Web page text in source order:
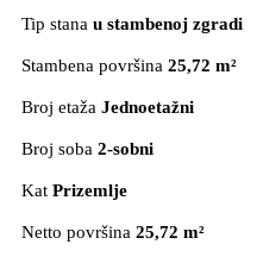
Tip stana u stambenoj zgradi
Stambena površina 25,72 m²
Broj etaža Jednoetažni
Broj soba 2-sobni
Kat Prizemlje
Netto površina 25,72 m²